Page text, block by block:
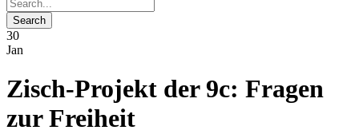
30
Jan
Zisch-Projekt der 9c: Fragen
zur Freiheit